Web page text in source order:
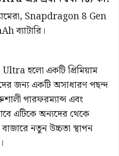
Snapdragon 8 Gen
ব্যাটারি।
হলো একটি প্রিমিয়াম
জন্য একটি অসাধারণ পছন্দ
পারফরম্যান্স এবং
এটিকে অন্যদের থেকে
নতুন উচ্চতা স্থাপন